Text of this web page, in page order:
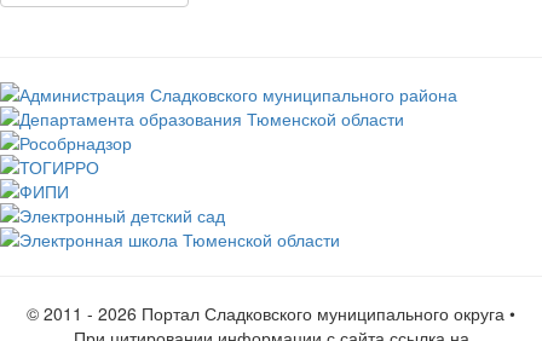
© 2011 - 2026 Портал Сладковского муниципального округа •